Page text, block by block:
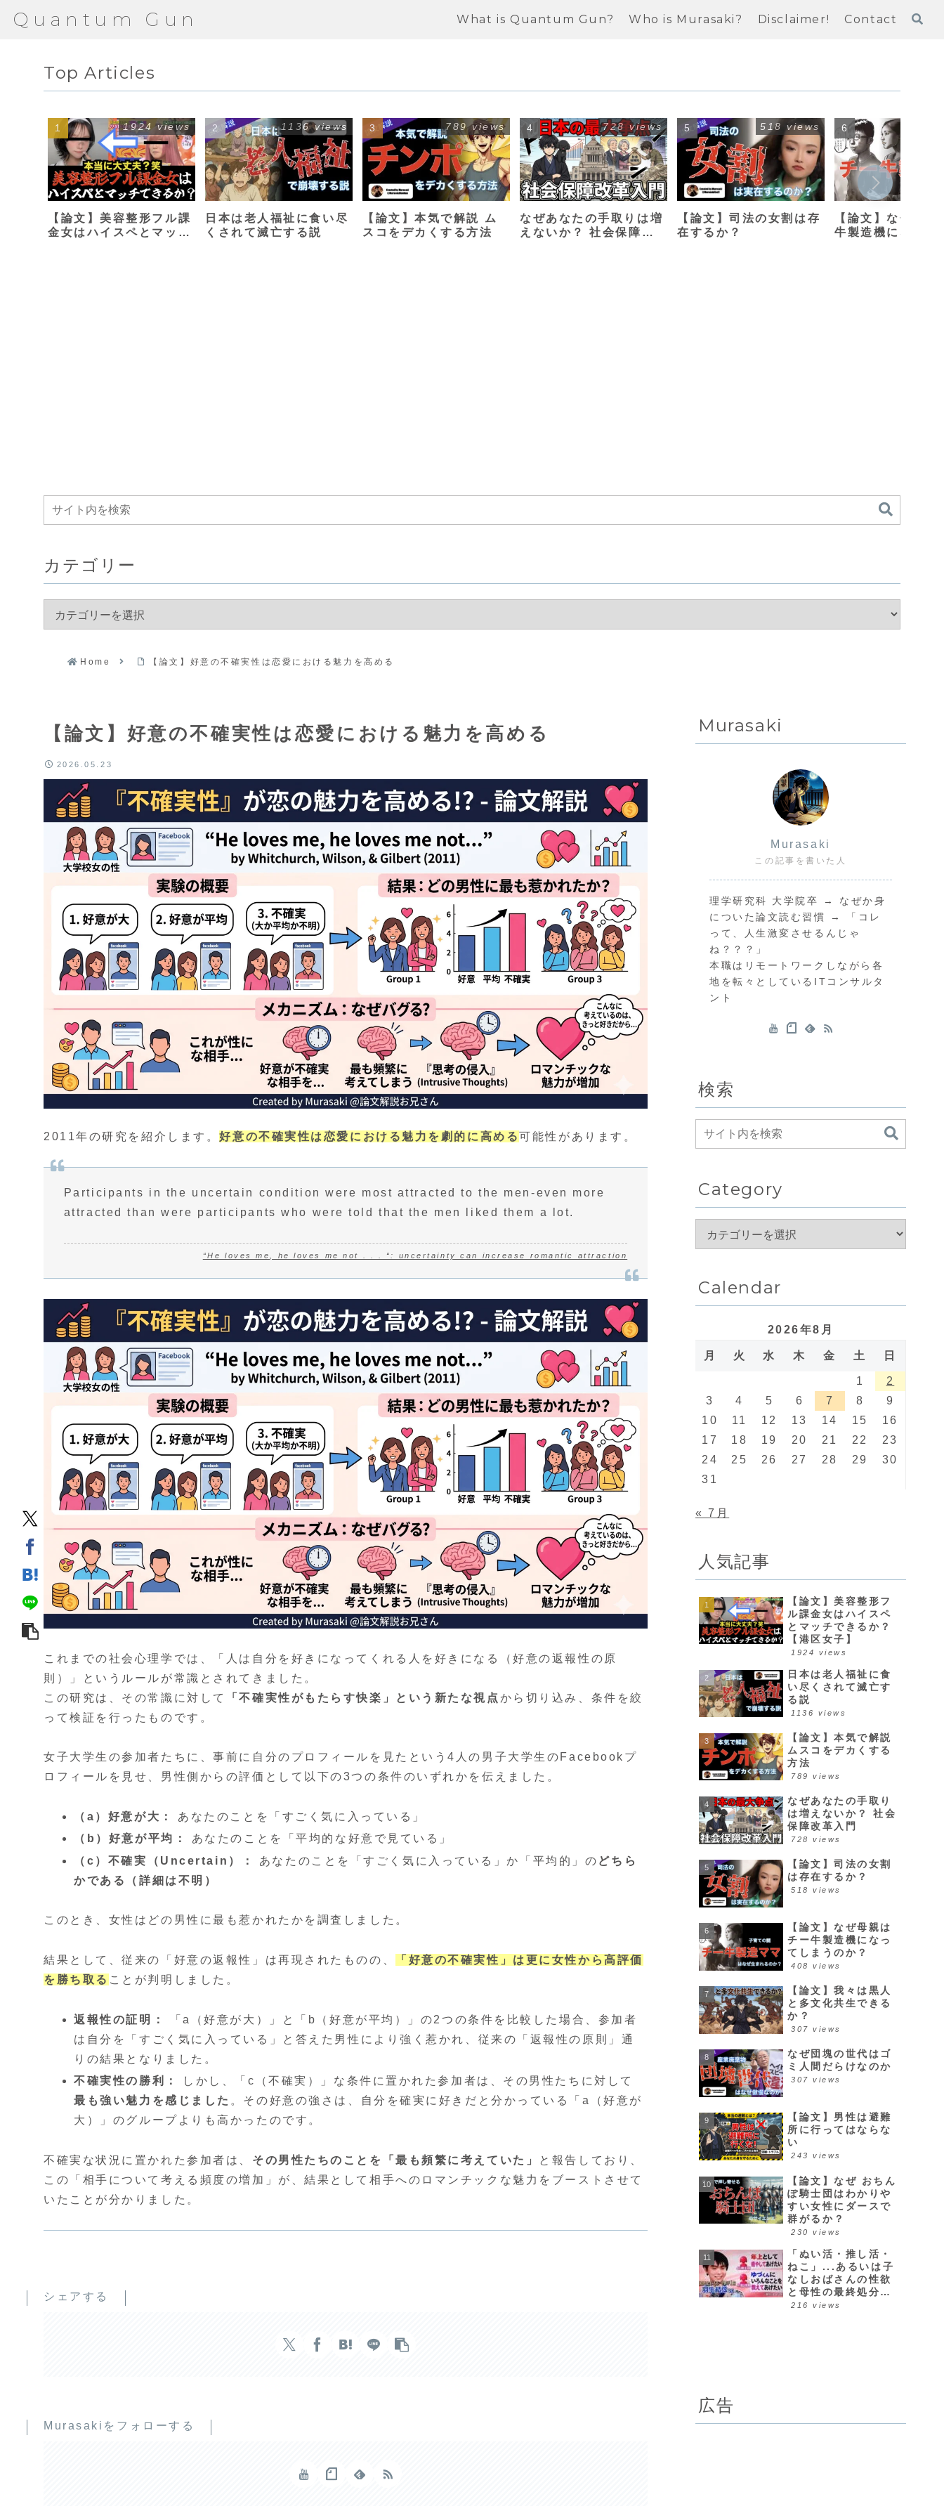
Quantum Gun What is Quantum Gun? Who is Murasaki? Disclaimer! Contact
Top Articles
【論文】美容整形フル課
金女はハイスペとマッチ
1924 views
日本は老人福祉に食い尽
くされて滅亡する説
1136 views
【論文】本気で解説 ム
スコをデカくする方法
789 views
なぜあなたの手取りは増
えないか？ 社会保障改
728 views
【論文】司法の女割は存
在するか？
518 views
【論文】なぜ母親
牛製造機になって
カテゴリー
Home 【論文】好意の不確実性は恋愛における魅力を高める
【論文】好意の不確実性は恋愛における魅力を高める
2026.05.23
2011年の研究を紹介します。好意の不確実性は恋愛における魅力を劇的に高める可能性があります。
Participants in the uncertain condition were most attracted to the men-even more
attracted than were participants who were told that the men liked them a lot.
“He loves me, he loves me not . . . “: uncertainty can increase romantic attraction
これまでの社会心理学では、「人は自分を好きになってくれる人を好きになる（好意の返報性の原
則）」というルールが常識とされてきました。
この研究は、その常識に対して
「不確実性がもたらす快楽」という新たな視点 から切り込み、条件を絞
って検証を行ったものです。
女子大学生の参加者たちに、事前に自分のプロフィールを見たという4人の男子大学生のFacebookプ
ロフィールを見せ、男性側からの評価として以下の3つの条件のいずれかを伝えました。
（a）好意が大：
あなたのことを「すごく気に入っている」
（b）好意が平均：
あなたのことを「平均的な好意で見ている」
（c）不確実（Uncertain）：
あなたのことを「すごく気に入っている」か「平均的」の どちら
かである（詳細は不明）
このとき、女性はどの男性に最も惹かれたかを調査しました。
結果として、従来の「好意の返報性」は再現されたものの、
「好意の不確実性」は更に女性から高評価
を勝ち取る ことが判明しました。
返報性の証明：
「a（好意が大）」と「b（好意が平均）」の2つの条件を比較した場合、参加者
は自分を「すごく気に入っている」と答えた男性により強く惹かれ、従来の「返報性の原則」通
りの結果となりました。
不確実性の勝利：
しかし、「c（不確実）」な条件に置かれた参加者は、その男性たちに対して
最も強い魅力を感じました 。その好意の強さは、自分を確実に好きだと分かっている「a（好意が
大）」のグループよりも高かったのです。
不確実な状況に置かれた参加者は、 その男性たちのことを「最も頻繁に考えていた」
と報告しており、
この「相手について考える頻度の増加」が、結果として相手へのロマンチックな魅力をブーストさせて
いたことが分かりました。
シェアする
Murasakiをフォローする
Murasaki
Murasaki
この記事を書いた人
理学研究科 大学院卒 → なぜか身
についた論文読む習慣 → 「コレ
って、人生激変させるんじゃ
ね？？？」
本職はリモートワークしながら各
地を転々としているITコンサルタ
ント
検索
Category
Calendar
2026年8月
月 火 水 木 金 土 日
1
2
3
4 5 6 7 8
9
10
11 12 13 14 15
16
17
18 19 20 21 22
23
24
25 26 27 28 29
30
31
« 7月
人気記事
【論文】美容整形フ
ル課金女はハイスペ
とマッチできるか？
【港区女子】
1924 views
日本は老人福祉に食
い尽くされて滅亡す
る説
1136 views
【論文】本気で解説
ムスコをデカくする
方法
789 views
なぜあなたの手取り
は増えないか？ 社会
保障改革入門
728 views
【論文】司法の女割
は存在するか？
518 views
【論文】なぜ母親は
チー牛製造機になっ
てしまうのか？
408 views
【論文】我々は黒人
と多文化共生できる
か？
307 views
なぜ団塊の世代はゴ
ミ人間だらけなのか
307 views
【論文】男性は避難
所に行ってはならな
い
243 views
【論文】なぜ おちん
ぽ騎士団はわかりや
すい女性にダースで
群がるか？
230 views
「ぬい活・推し活・
ねこ」...あるいは子
なしおばさんの性欲
と母性の最終処分場
について
216 views
広告